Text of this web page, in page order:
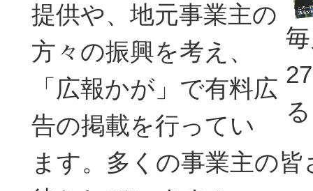
提供や、地元事業主の
方々の振興を考え、
「広報かが」で有料広
告の掲載を行ってい
ます。多くの事業主の